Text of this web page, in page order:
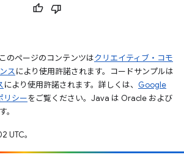
のページのコンテンツはクリエイティブ・コモ
スにより使用許諾されます。コードサンプルは
により使用許諾されます。詳しくは、 Google
リシーをご覧ください。Java は Oracle および
。
UTC。